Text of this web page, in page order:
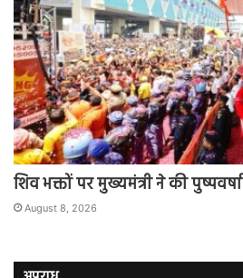
शिव भक्तों पर मुख्यमंत्री ने की पुष्पवर्षा
August 8, 2026